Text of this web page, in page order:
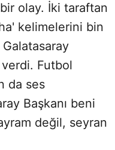
olay. İki taraftan
kelimelerini bin
Futbol
da ses
Başkanı beni
değil, seyran